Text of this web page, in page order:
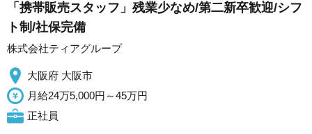
「携帯販売スタッフ」残業少なめ/第二新卒歓迎/シフ
ト制/社保完備
株式会社ティアグループ
大阪府 大阪市
月給24万5,000円～45万円
正社員